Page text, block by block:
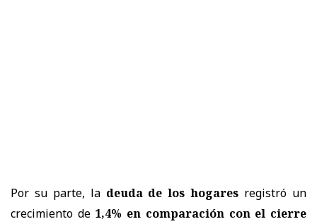
Por su parte, la deuda de los hogares registró un
crecimiento de 1,4% en comparación con el cierre